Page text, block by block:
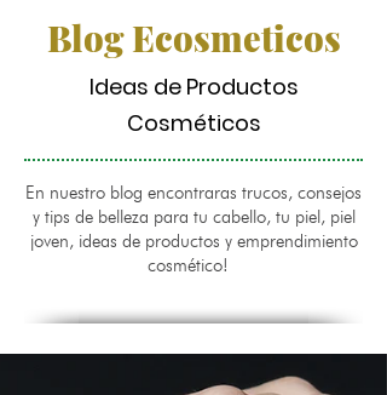
Blog Ecosmeticos
Ideas de Productos
Cosméticos
En nuestro blog encontraras trucos, consejos
y tips de belleza para tu cabello, tu piel, piel
joven, ideas de productos y emprendimiento
cosmético!